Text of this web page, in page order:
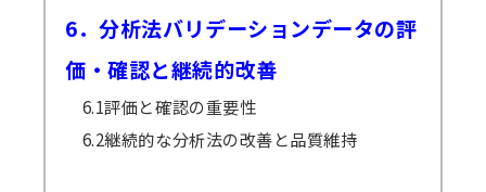
6．分析法バリデーションデータの評
価・確認と継続的改善
6.1評価と確認の重要性
6.2継続的な分析法の改善と品質維持